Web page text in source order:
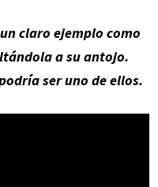
claro ejemplo como
a su antojo.
ser uno de ellos.